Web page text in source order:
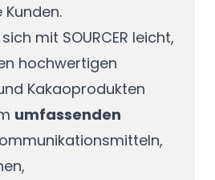
mit SOURCER leicht,
hochwertigen
Kakaoprodukten
umfassenden